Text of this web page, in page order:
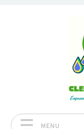
MENU